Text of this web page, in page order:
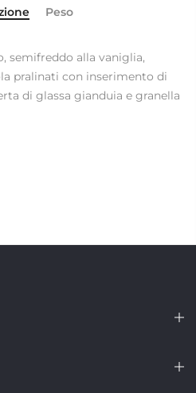
Peso
semifreddo alla vaniglia,
pralinati con inserimento di
di glassa gianduia e granella